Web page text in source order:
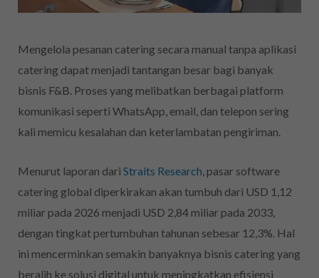
Mengelola pesanan catering secara manual tanpa aplikasi
catering dapat menjadi tantangan besar bagi banyak
bisnis F&B. Proses yang melibatkan berbagai platform
komunikasi seperti WhatsApp, email, dan telepon sering
kali memicu kesalahan dan keterlambatan pengiriman.
Menurut laporan dari Straits Research , pasar software
catering global diperkirakan akan tumbuh dari USD 1,12
miliar pada 2026 menjadi USD 2,84 miliar pada 2033,
dengan tingkat pertumbuhan tahunan sebesar 12,3%. Hal
ini mencerminkan semakin banyaknya bisnis catering yang
beralih ke solusi digital untuk meningkatkan efisiensi